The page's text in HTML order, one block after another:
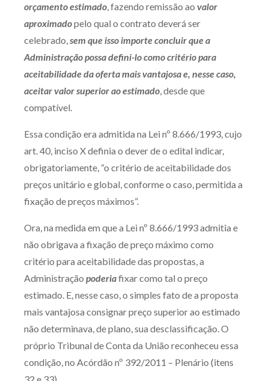
orçamento estimado, fazendo remissão ao valor
aproximadopelo qual o contrato deverá ser
celebrado,sem que isso importe concluir que a
Administração possa defini-lo como critério para
aceitabilidade da oferta mais vantajosa e, nesse caso,
aceitar valor superior ao estimado, desde que
compatível.
Essa condição era admitida na Lei nº 8.666/1993, cujo
art. 40, inciso X definia o dever de o edital indicar,
obrigatoriamente, “o critério de aceitabilidade dos
preços unitário e global, conforme o caso, permitida a
fixação de preços máximos”.
Ora, na medida em que a Lei nº 8.666/1993 admitia e
não obrigava a fixação de preço máximo como
critério para aceitabilidade das propostas, a
Administração poderiafixar como tal o preço
estimado. E, nesse caso, o simples fato de a proposta
mais vantajosa consignar preço superior ao estimado
não determinava, de plano, sua desclassificação. O
próprio Tribunal de Conta da União reconheceu essa
condição, no Acórdão nº 392/2011 – Plenário (itens